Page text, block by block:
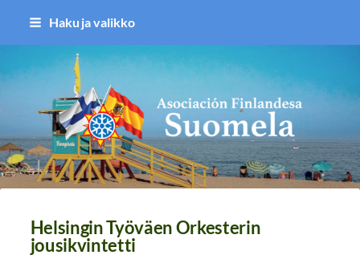
Siirry
sivun
sisältöön
Haku ja valikko
Asociación Finlandesa Suomela
Helsingin Työväen Orkesterin
jousikvintetti